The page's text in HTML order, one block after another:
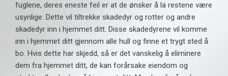
fuglene, deres eneste feil er at de ønsker å la restene være
usynlige. Dette vil tiltrekke skadedyr og rotter og andre
skadedyr inn i hjemmet ditt. Disse skadedyrene vil komme
inn i hjemmet ditt gjennom alle hull og finne et trygt sted å
bo. Hvis dette har skjedd, så er det vanskelig å eliminere
dem fra hjemmet ditt, de kan forårsake eiendom og